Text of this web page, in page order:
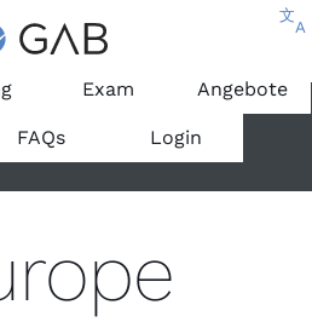
文
A
Exam Angebote
FAQs Login